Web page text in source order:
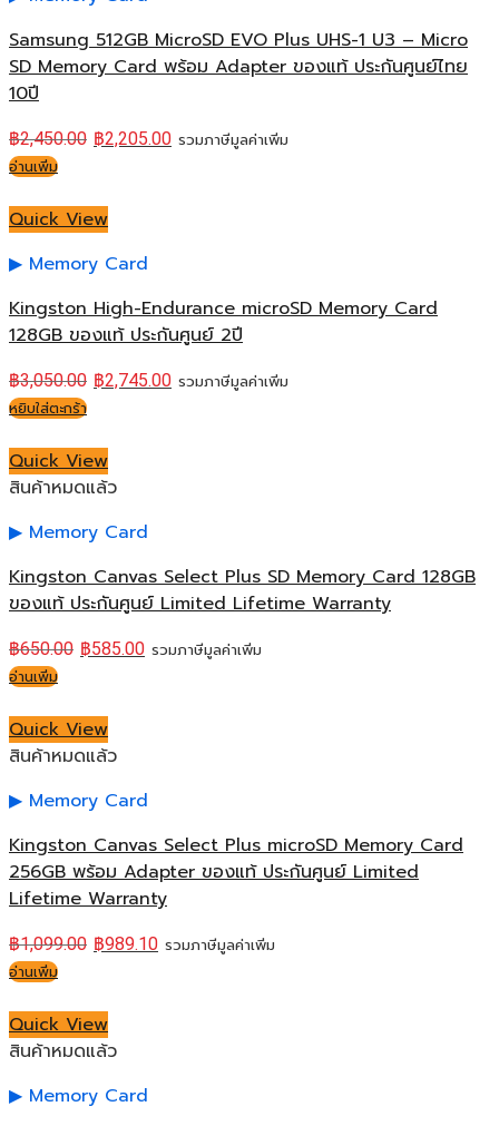
Samsung 512GB MicroSD EVO Plus UHS-1 U3 – Micro
SD Memory Card พร้อม Adapter ของแท้ ประกันศูนย์ไทย
10ปี
฿2,450.00 ฿2,205.00 รวมภาษีมูลค่าเพิ่ม
อ่านเพิ่ม
Quick View
Memory Card
Kingston High-Endurance microSD Memory Card
128GB ของแท้ ประกันศูนย์ 2ปี
฿3,050.00 ฿2,745.00 รวมภาษีมูลค่าเพิ่ม
หยิบใส่ตะกร้า
Quick View
สินค้าหมดแล้ว
Memory Card
Kingston Canvas Select Plus SD Memory Card 128GB
ของแท้ ประกันศูนย์ Limited Lifetime Warranty
฿650.00 ฿585.00 รวมภาษีมูลค่าเพิ่ม
อ่านเพิ่ม
Quick View
สินค้าหมดแล้ว
Memory Card
Kingston Canvas Select Plus microSD Memory Card
256GB พร้อม Adapter ของแท้ ประกันศูนย์ Limited
Lifetime Warranty
฿1,099.00 ฿989.10 รวมภาษีมูลค่าเพิ่ม
อ่านเพิ่ม
Quick View
สินค้าหมดแล้ว
Memory Card